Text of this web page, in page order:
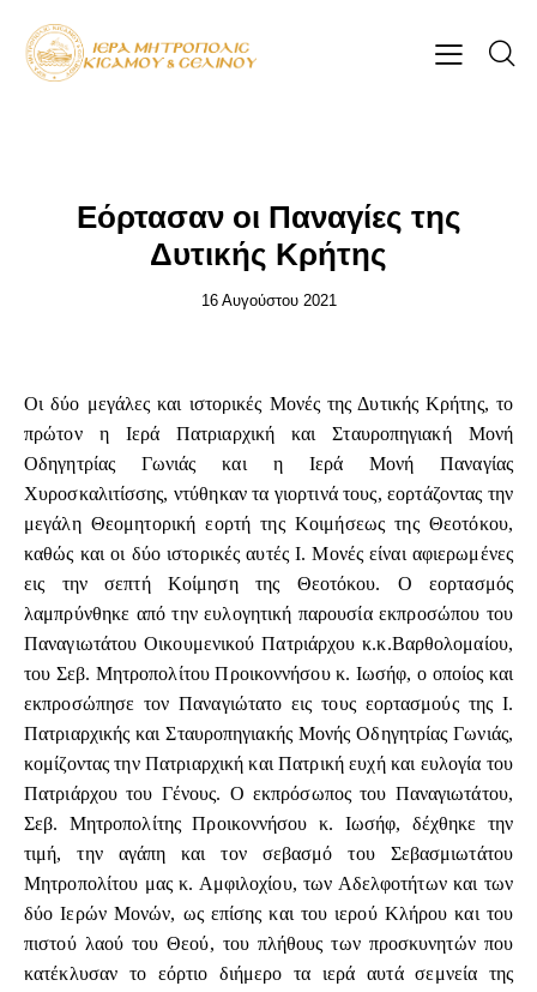
Εόρτασαν οι Παναγίες της
Δυτικής Κρήτης
16 Αυγούστου 2021
Οι δύο μεγάλες και ιστορικές Μονές της Δυτικής Κρήτης, το
πρώτον η Ιερά Πατριαρχική και Σταυροπηγιακή Μονή
Οδηγητρίας Γωνιάς και η Ιερά Μονή Παναγίας
Χυροσκαλιτίσσης, ντύθηκαν τα γιορτινά τους, εορτάζοντας την
μεγάλη Θεομητορική εορτή της Κοιμήσεως της Θεοτόκου,
καθώς και οι δύο ιστορικές αυτές Ι. Μονές είναι αφιερωμένες
εις την σεπτή Κοίμηση της Θεοτόκου. Ο εορτασμός
λαμπρύνθηκε από την ευλογητική παρουσία εκπροσώπου του
Παναγιωτάτου Οικουμενικού Πατριάρχου κ.κ.Βαρθολομαίου,
του Σεβ. Μητροπολίτου Προικοννήσου κ. Ιωσήφ, ο οποίος και
εκπροσώπησε τον Παναγιώτατο εις τους εορτασμούς της Ι.
Πατριαρχικής και Σταυροπηγιακής Μονής Οδηγητρίας Γωνιάς,
κομίζοντας την Πατριαρχική και Πατρική ευχή και ευλογία του
Πατριάρχου του Γένους. Ο εκπρόσωπος του Παναγιωτάτου,
Σεβ. Μητροπολίτης Προικοννήσου κ. Ιωσήφ, δέχθηκε την
τιμή, την αγάπη και τον σεβασμό του Σεβασμιωτάτου
Μητροπολίτου μας κ. Αμφιλοχίου, των Αδελφοτήτων και των
δύο Ιερών Μονών, ως επίσης και του ιερού Κλήρου και του
πιστού λαού του Θεού, του πλήθους των προσκυνητών που
κατέκλυσαν το εόρτιο διήμερο τα ιερά αυτά σεμνεία της